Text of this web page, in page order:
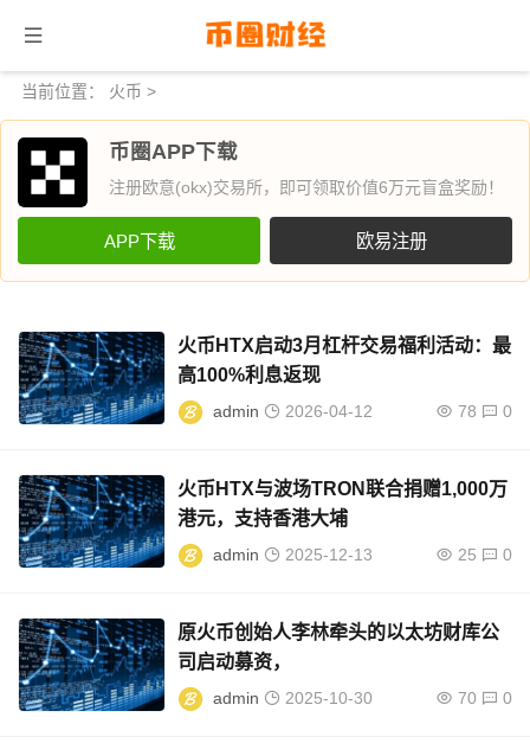
当前位置： 火币 >
币圈APP下载
注册欧意(okx)交易所，即可领取价值6万元盲盒奖励！
APP下载 欧易注册
火币HTX启动3月杠杆交易福利活动：最
高100%利息返现
admin 2026-04-12 78 0
火币HTX与波场TRON联合捐赠1,000万
港元，支持香港大埔
admin 2025-12-13 25 0
原火币创始人李林牵头的以太坊财库公
司启动募资，
admin 2025-10-30 70 0